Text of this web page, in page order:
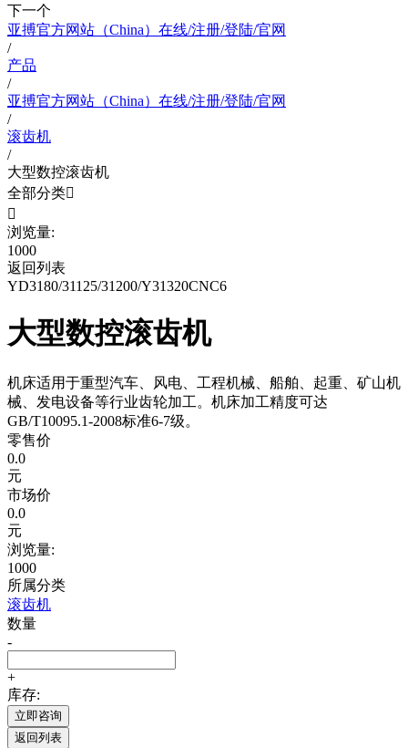
下一个
亚搏官方网站（China）在线/注册/登陆/官网
/
产品
/
亚搏官方网站（China）在线/注册/登陆/官网
/
滚齿机
/
大型数控滚齿机
全部分类

浏览量:
1000
返回列表
YD3180/31125/31200/Y31320CNC6
大型数控滚齿机
机床适用于重型汽车、风电、工程机械、船舶、起重、矿山机
械、发电设备等行业齿轮加工。机床加工精度可达
GB/T10095.1-2008标准6-7级。
零售价
0.0
元
市场价
0.0
元
浏览量:
1000
所属分类
滚齿机
数量
-
+
库存:
立即咨询
返回列表